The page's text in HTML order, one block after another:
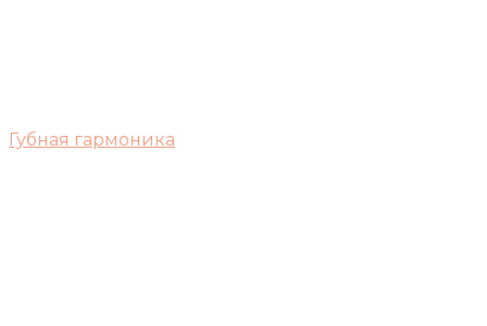
Губная гармоника